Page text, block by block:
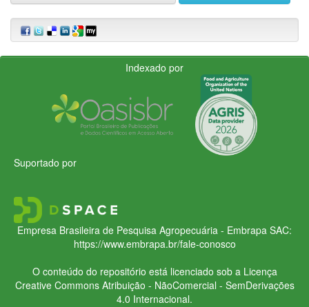
Indexado por
Suportado por
Empresa Brasileira de Pesquisa Agropecuária - Embrapa SAC:
https://www.embrapa.br/fale-conosco
O conteúdo do repositório está licenciado sob a Licença
Creative CommonsAtribuição - NãoComercial - SemDerivações
4.0 Internacional.